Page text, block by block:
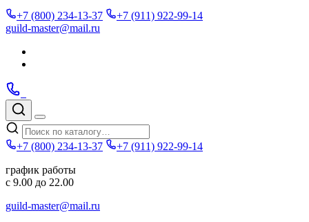
+7 (800) 234-13-37
+7 (911) 922-99-14
guild-master@mail.ru
Позвонить
Поиск
по
каталогу
Меню
+7 (800) 234-13-37
+7 (911) 922-99-14
график работы
с 9.00 до 22.00
guild-master@mail.ru